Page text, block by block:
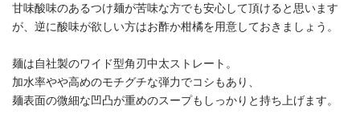
甘味酸味のあるつけ麺が苦味な方でも安心して頂けると思います
が、逆に酸味が欲しい方はお酢か柑橘を用意しておきましょう。
麺は自社製のワイド型角刃中太ストレート。
加水率やや高めのモチグチな弾力でコシもあり、
麺表面の微細な凹凸が重めのスープもしっかりと持ち上げます。